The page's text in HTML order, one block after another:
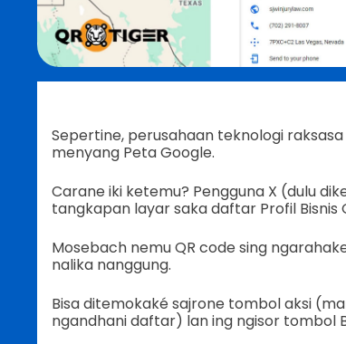
Sepertine, perusahaan teknologi
menyang Peta Google.
Carane iki ketemu? Pengguna X (dulu
tangkapan layar saka daftar Profil Bisnis
Mosebach nemu QR code sing
nalika nanggung.
Bisa ditemokaké sajrone tombol aksi
ngandhani daftar) lan ing ngisor tombol